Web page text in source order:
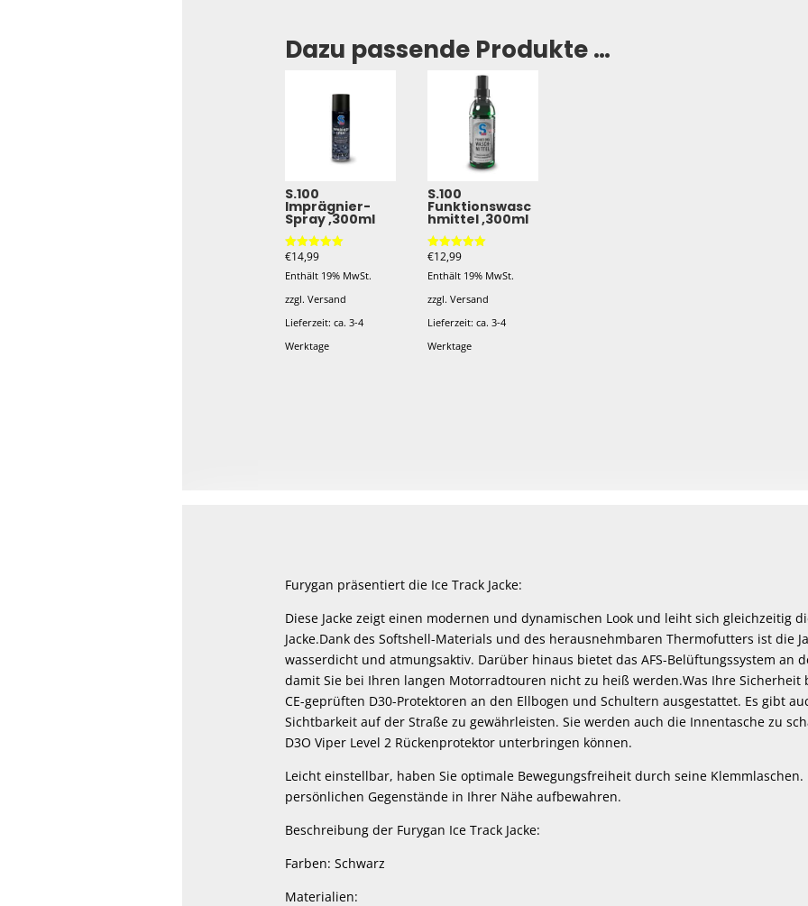
Dazu passende Produkte …
S.100
Imprägnier-
Spray ,300ml
Bewertet mit
von 5
€14,99
Enthält 19% MwSt.
zzgl. Versand
Lieferzeit: ca. 3-4
Werktage
S.100
Funktionswasc
hmittel ,300ml
Bewertet mit
von 5
€12,99
Enthält 19% MwSt.
zzgl. Versand
Lieferzeit: ca. 3-4
Werktage
Furygan präsentiert die Ice Track Jacke:
Diese Jacke zeigt einen modernen und dynamischen Look und leiht sich gleichzeitig
Jacke.Dank des Softshell-Materials und des herausnehmbaren Thermofutters ist die
wasserdicht und atmungsaktiv. Darüber hinaus bietet das AFS-Belüftungssystem an
damit Sie bei Ihren langen Motorradtouren nicht zu heiß werden.Was Ihre
CE-geprüften D30-Protektoren an den Ellbogen und Schultern ausgestattet. Es gibt
Sichtbarkeit auf der Straße zu gewährleisten. Sie werden auch die Innentasche zu
D3O Viper Level 2 Rückenprotektor unterbringen können.
Leicht einstellbar, haben Sie optimale Bewegungsfreiheit durch seine
persönlichen Gegenstände in Ihrer Nähe aufbewahren.
Beschreibung der Furygan Ice Track Jacke:
Farben: Schwarz
Materialien: